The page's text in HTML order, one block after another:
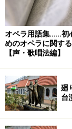
オペラ用語集……初
めのオペラに関す
【声・歌唱法編】
廻
台